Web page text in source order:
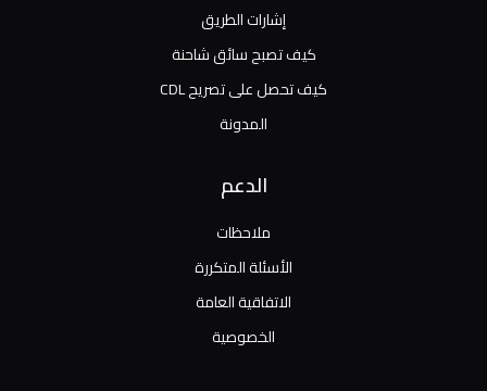
إشارات الطريق
كيف تصبح سائق شاحنة
كيف تحصل على تصريح CDL
المدونة
الدعم
ملاحظات
الأسئلة المتكررة
الاتفاقية العامة
الخصوصية